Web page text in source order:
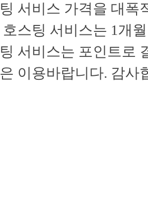
서비스 가격을 대폭
호스팅 서비스는 1개
서비스는 포인트로
이용바랍니다. 감사